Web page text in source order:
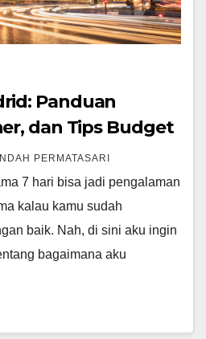
Panduan
dan Tips Budget
INDAH PERMATASARI
7 hari bisa jadi pengalaman
kalau kamu sudah
baik. Nah, di sini aku ingin
bagaimana aku